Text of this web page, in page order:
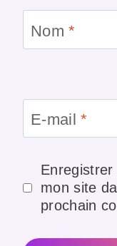
Nom*
E-mail*
mon site
prochain